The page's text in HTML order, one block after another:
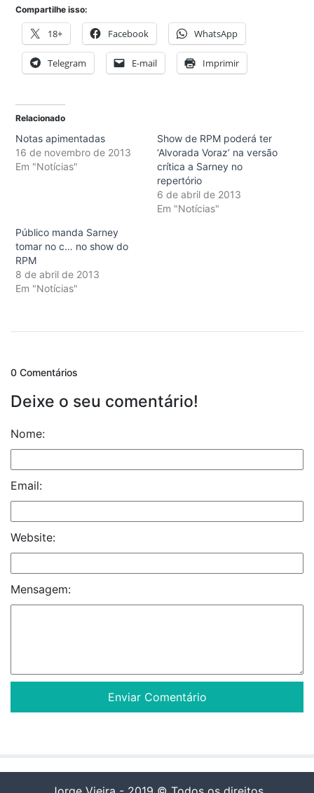
Compartilhe isso:
18+ Facebook WhatsApp
Telegram E-mail Imprimir
Relacionado
Notas apimentadas
16 de novembro de 2013
Em "Notícias"
Show de RPM poderá ter
‘Alvorada Voraz’ na versão
crítica a Sarney no
repertório
6 de abril de 2013
Em "Notícias"
Público manda Sarney
tomar no c… no show do
RPM
8 de abril de 2013
Em "Notícias"
0 Comentários
Deixe o seu comentário!
Nome:
Email:
Website:
Mensagem: